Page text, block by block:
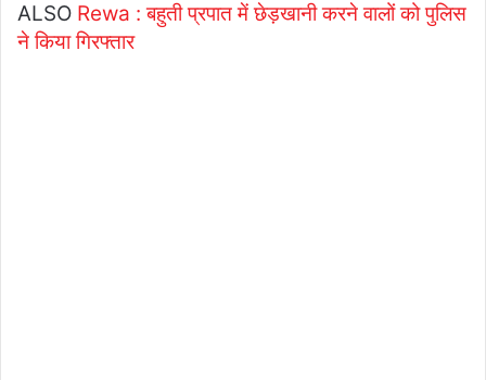
ALSO Rewa : बहुती प्रपात में छेड़खानी करने वालों को पुलिस
ने किया गिरफ्तार